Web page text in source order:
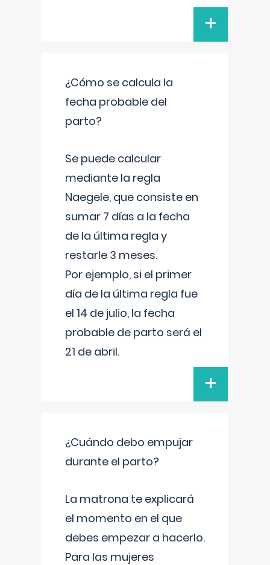
+
¿Cómo se calcula la
fecha probable del
parto?
Se puede calcular
mediante la regla
Naegele, que consiste en
sumar 7 días a la fecha
de la última regla y
restarle 3 meses.
Por ejemplo, si el primer
día de la última regla fue
el 14 de julio, la fecha
probable de parto será el
21 de abril.
+
¿Cuándo debo empujar
durante el parto?
La matrona te explicará
el momento en el que
debes empezar a hacerlo.
Para las mujeres